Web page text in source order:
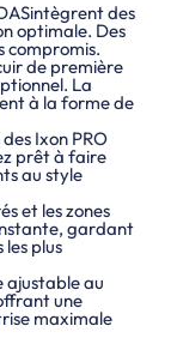
des
optimale. Des
compromis.
de première
La
à la forme de
Ixon PRO
prêt à faire
au style
et les zones
gardant
les plus
au
une
maximale